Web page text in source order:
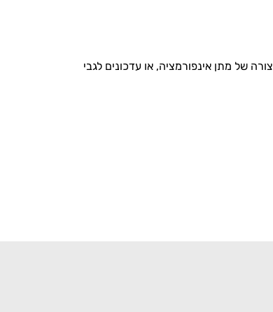
של מתן אינפורמציה, או עדכונים לגבי